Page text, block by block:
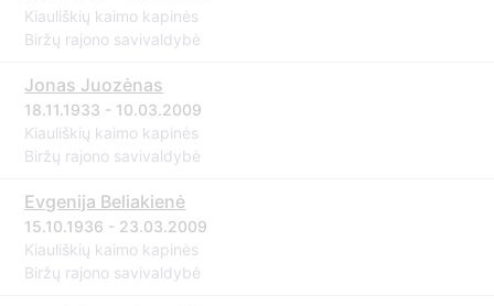
Kiauliškių kaimo kapinės
Biržų rajono savivaldybė
Jonas Juozėnas
18.11.1933 - 10.03.2009
Kiauliškių kaimo kapinės
Biržų rajono savivaldybė
Evgenija Beliakienė
15.10.1936 - 23.03.2009
Kiauliškių kaimo kapinės
Biržų rajono savivaldybė